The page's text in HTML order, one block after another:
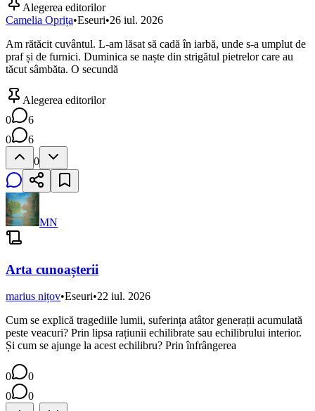
Alegerea editorilor
Camelia Oprița•Eseuri•26 iul. 2026
Am rătăcit cuvântul. L-am lăsat să cadă în iarbă, unde s-a umplut de
praf și de furnici. Duminica se naște din strigătul pietrelor care au
tăcut sâmbăta. O secundă
Alegerea editorilor
0
6
0
6
0
MN
Arta cunoașterii
marius nițov•Eseuri•22 iul. 2026
Cum se explică tragediile lumii, suferința atâtor generații acumulată
peste veacuri? Prin lipsa rațiunii echilibrate sau echilibrului interior.
Și cum se ajunge la acest echilibru? Prin înfrângerea
0
0
0
0